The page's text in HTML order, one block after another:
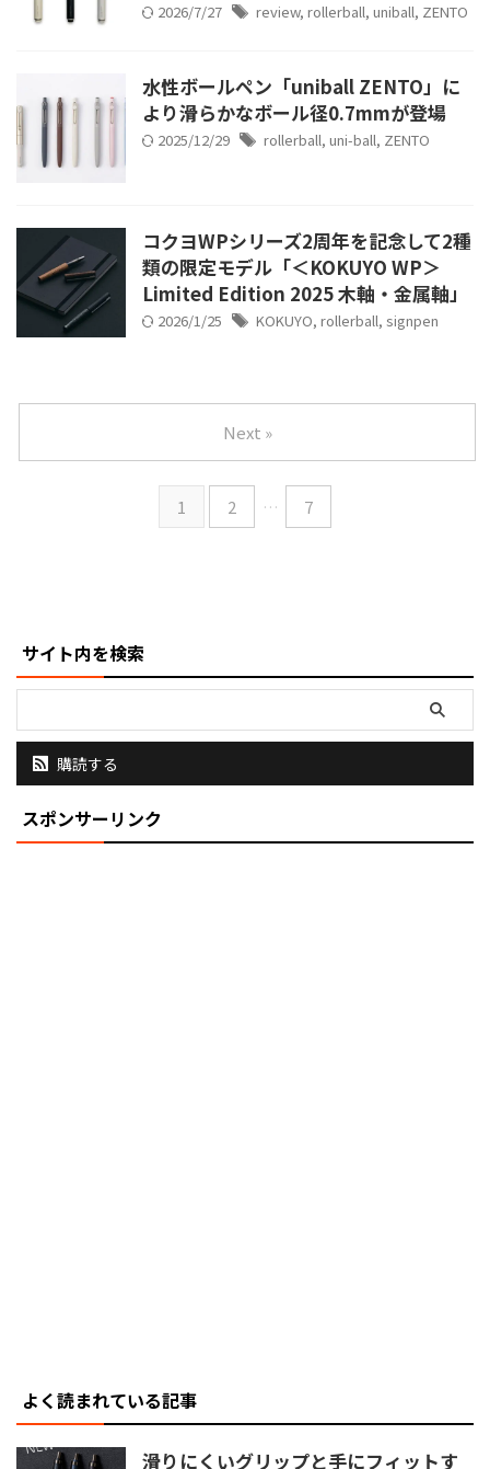
2026/7/27 review, rollerball, uniball, ZENTO
水性ボールペン「uniball ZENTO」に
より滑らかなボール径0.7mmが登場
2025/12/29 rollerball, uni-ball, ZENTO
コクヨWPシリーズ2周年を記念して2種
類の限定モデル「＜KOKUYO WP＞
Limited Edition 2025 木軸・金属軸」
2026/1/25 KOKUYO, rollerball, signpen
1 2 … 7
Next »
サイト内を検索
購読する
スポンサーリンク
よく読まれている記事
滑りにくいグリップと手にフィットす